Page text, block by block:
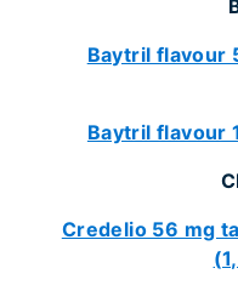
Baytril flavour
Baytril flavour
Credelio 56 mg